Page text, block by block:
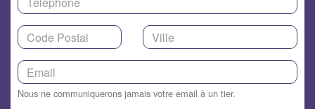
Nous ne communiquerons jamais votre email à un tier.